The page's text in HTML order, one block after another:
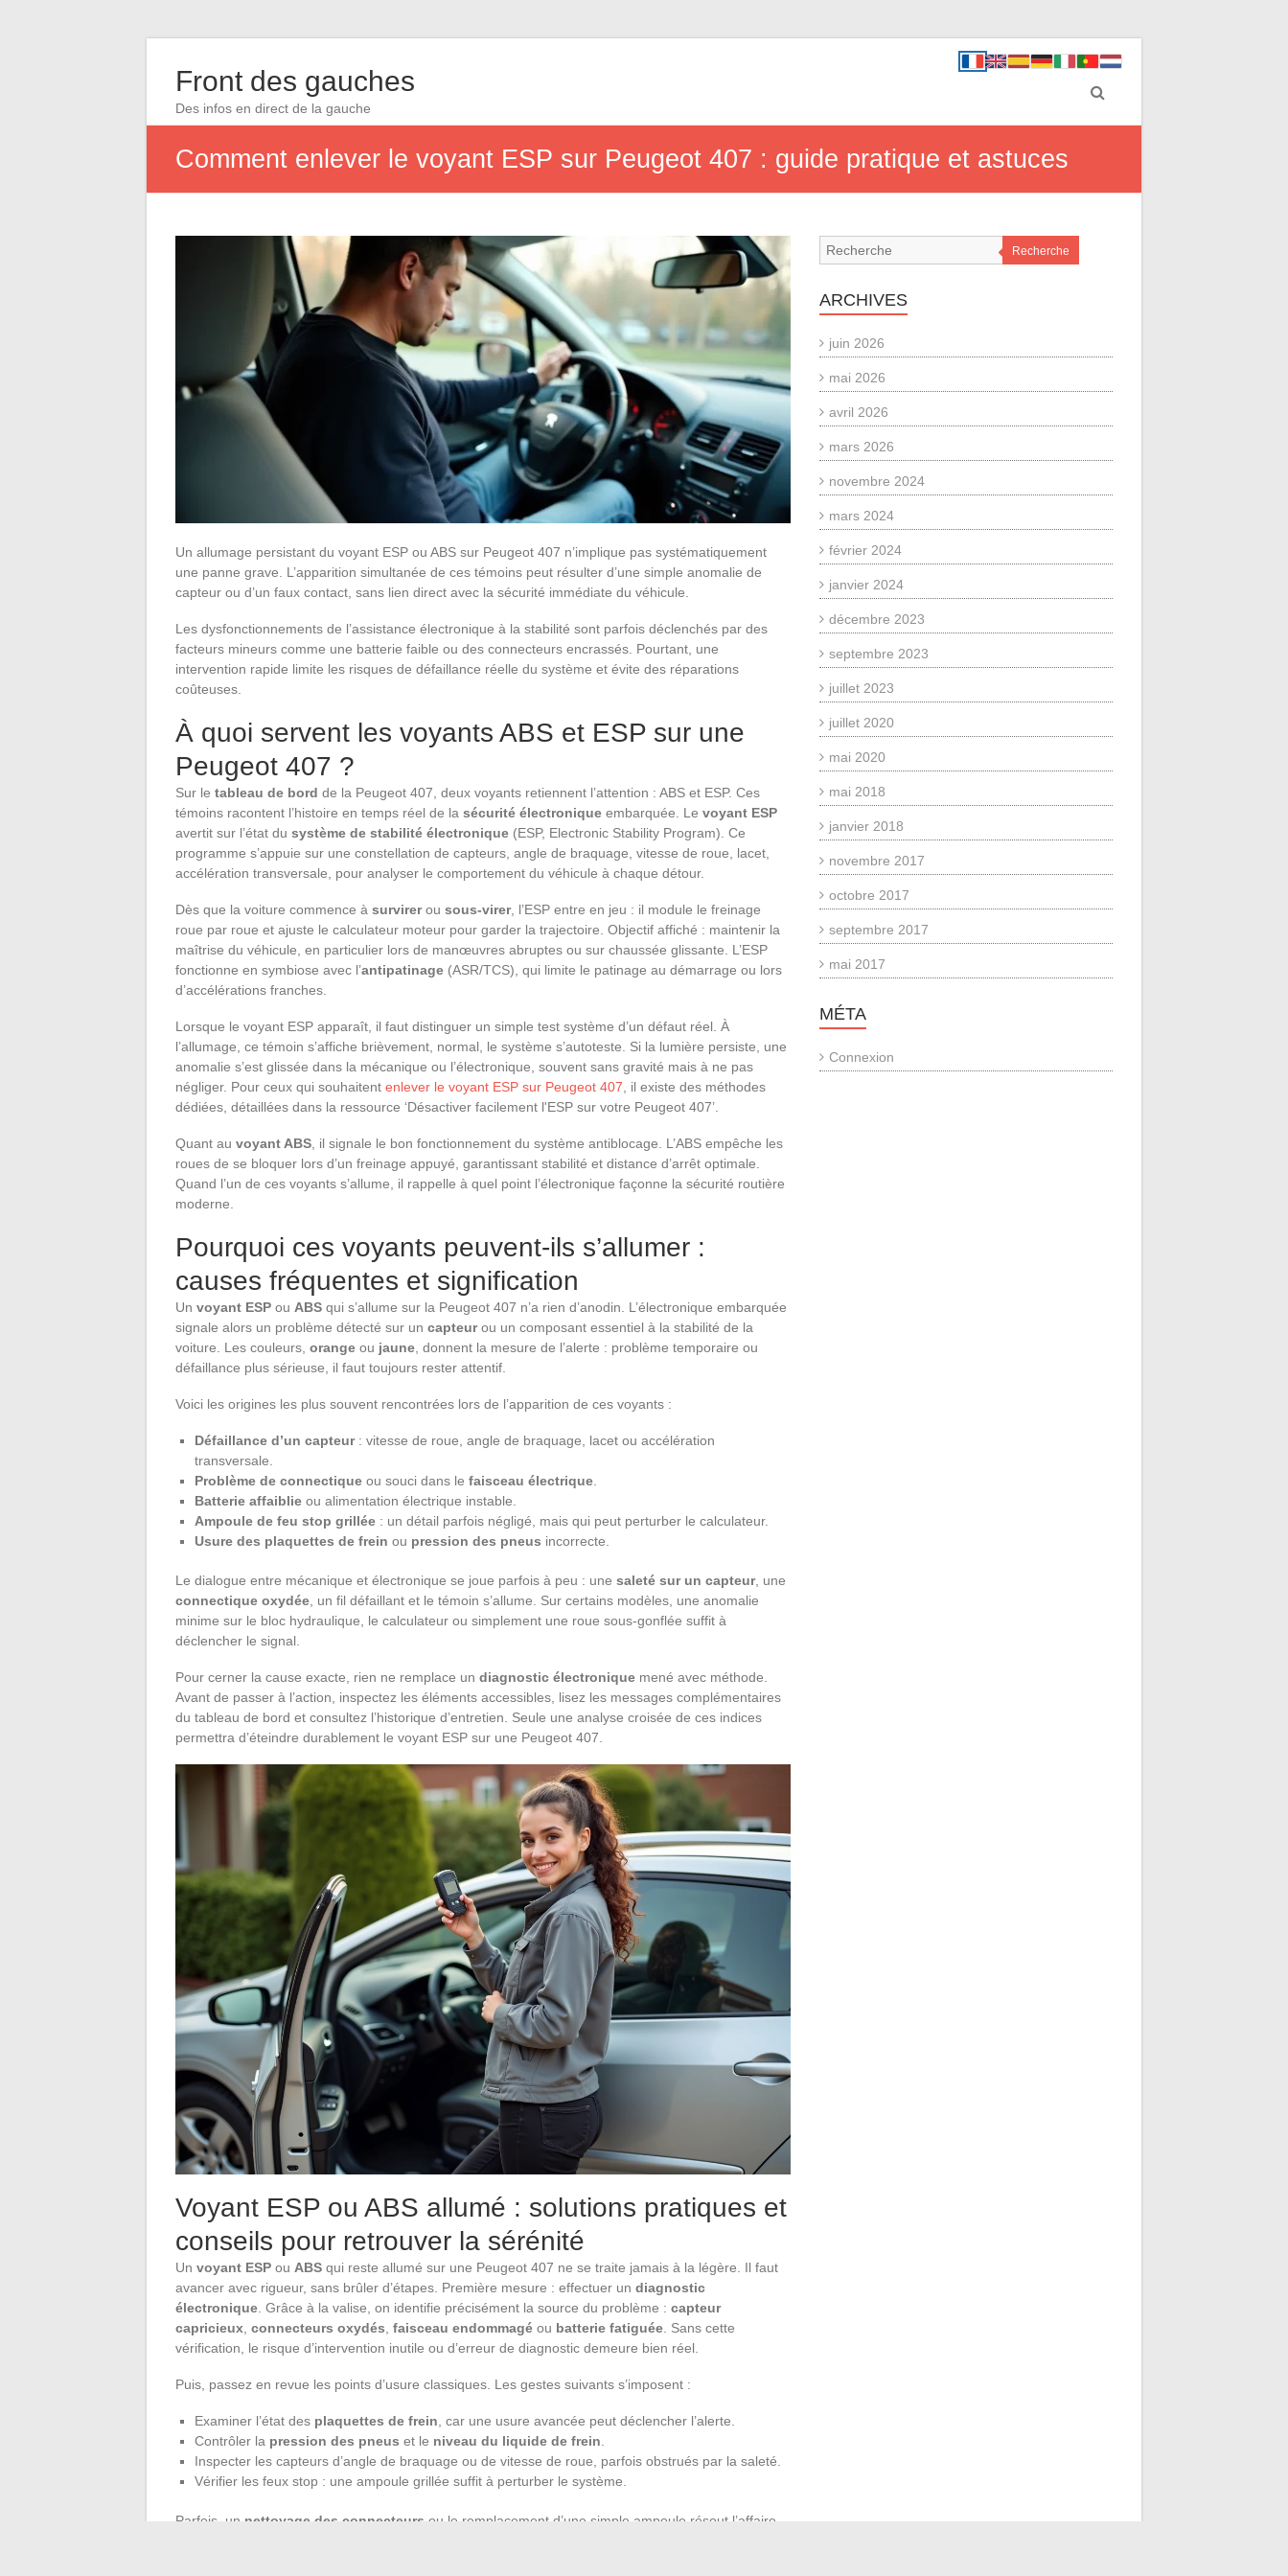
Front des gauches
Des infos en direct de la gauche
Comment enlever le voyant ESP sur Peugeot 407 : guide pratique et astuces
Un allumage persistant du voyant ESP ou ABS sur Peugeot 407 n’implique pas systématiquement
une panne grave. L’apparition simultanée de ces témoins peut résulter d’une simple anomalie de
capteur ou d’un faux contact, sans lien direct avec la sécurité immédiate du véhicule.
Les dysfonctionnements de l’assistance électronique à la stabilité sont parfois déclenchés par des
facteurs mineurs comme une batterie faible ou des connecteurs encrassés. Pourtant, une
intervention rapide limite les risques de défaillance réelle du système et évite des réparations
coûteuses.
À quoi servent les voyants ABS et ESP sur une
Peugeot 407 ?
Sur le tableau de bord de la Peugeot 407, deux voyants retiennent l’attention : ABS et ESP. Ces
témoins racontent l’histoire en temps réel de la sécurité électronique embarquée. Le voyant ESP
avertit sur l’état du système de stabilité électronique (ESP, Electronic Stability Program). Ce
programme s’appuie sur une constellation de capteurs, angle de braquage, vitesse de roue, lacet,
accélération transversale, pour analyser le comportement du véhicule à chaque détour.
Dès que la voiture commence à survirerou sous-virer, l’ESP entre en jeu : il module le freinage
roue par roue et ajuste le calculateur moteur pour garder la trajectoire. Objectif affiché : maintenir la
maîtrise du véhicule, en particulier lors de manœuvres abruptes ou sur chaussée glissante. L’ESP
fonctionne en symbiose avec l’antipatinage (ASR/TCS), qui limite le patinage au démarrage ou lors
d’accélérations franches.
Lorsque le voyant ESP apparaît, il faut distinguer un simple test système d’un défaut réel. À
l’allumage, ce témoin s’affiche brièvement, normal, le système s’autoteste. Si la lumière persiste, une
anomalie s’est glissée dans la mécanique ou l’électronique, souvent sans gravité mais à ne pas
négliger. Pour ceux qui souhaitent enlever le voyant ESP sur Peugeot 407 , il existe des méthodes
dédiées, détaillées dans la ressource ‘Désactiver facilement l'ESP sur votre Peugeot 407’.
Quant au voyant ABS , il signale le bon fonctionnement du système antiblocage. L’ABS empêche les
roues de se bloquer lors d’un freinage appuyé, garantissant stabilité et distance d’arrêt optimale.
Quand l’un de ces voyants s’allume, il rappelle à quel point l’électronique façonne la sécurité routière
moderne.
Pourquoi ces voyants peuvent-ils s’allumer :
causes fréquentes et signification
Un voyant ESP ou ABS qui s’allume sur la Peugeot 407 n’a rien d’anodin. L’électronique embarquée
signale alors un problème détecté sur un capteurou un composant essentiel à la stabilité de la
voiture. Les couleurs, orange ou jaune , donnent la mesure de l’alerte : problème temporaire ou
défaillance plus sérieuse, il faut toujours rester attentif.
Voici les origines les plus souvent rencontrées lors de l’apparition de ces voyants :
Défaillance d’un capteur: vitesse de roue, angle de braquage, lacet ou accélération
transversale.
Problème de connectique ou souci dans le faisceau électrique
Batterie affaiblie ou alimentation électrique instable.
Ampoule de feu stop grillée : un détail parfois négligé, mais qui peut perturber le calculateur.
Usure des plaquettes de frein ou pression des pneus incorrecte.
Le dialogue entre mécanique et électronique se joue parfois à peu : une saleté sur un capteur, une
connectique oxydée , un fil défaillant et le témoin s’allume. Sur certains modèles, une anomalie
minime sur le bloc hydraulique, le calculateur ou simplement une roue sous-gonflée suffit à
déclencher le signal.
Pour cerner la cause exacte, rien ne remplace un diagnostic électronique mené avec méthode.
Avant de passer à l’action, inspectez les éléments accessibles, lisez les messages complémentaires
du tableau de bord et consultez l’historique d’entretien. Seule une analyse croisée de ces indices
permettra d’éteindre durablement le voyant ESP sur une Peugeot 407.
Voyant ESP ou ABS allumé : solutions pratiques et
conseils pour retrouver la sérénité
Un voyant ESP ou ABS qui reste allumé sur une Peugeot 407 ne se traite jamais à la légère. Il faut
avancer avec rigueur, sans brûler d’étapes. Première mesure : effectuer un diagnostic
électronique . Grâce à la valise, on identifie précisément la source du problème : capteur
capricieux connecteurs oxydés faisceau endommagé ou batterie fatiguée . Sans cette
vérification, le risque d’intervention inutile ou d’erreur de diagnostic demeure bien réel.
Puis, passez en revue les points d’usure classiques. Les gestes suivants s’imposent :
Examiner l’état des plaquettes de frein , car une usure avancée peut déclencher l’alerte.
Contrôler la pression des pneus et le niveau du liquide de frein
Inspecter les capteurs d’angle de braquage ou de vitesse de roue, parfois obstrués par la saleté.
Vérifier les feux stop : une ampoule grillée suffit à perturber le système.
Parfois, un nettoyage des connecteurs ou le remplacement d’une simple ampoule résout l’affaire.
Recherche
ARCHIVES
juin 2026
mai 2026
avril 2026
mars 2026
novembre 2024
mars 2024
février 2024
janvier 2024
décembre 2023
septembre 2023
juillet 2023
juillet 2020
mai 2020
mai 2018
janvier 2018
novembre 2017
octobre 2017
septembre 2017
mai 2017
MÉTA
Connexion